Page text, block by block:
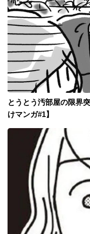
とうとう汚部屋の限界
けマンガ#1】